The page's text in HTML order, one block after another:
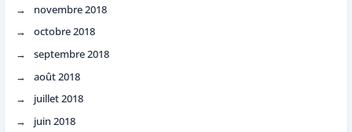
novembre 2018
octobre 2018
septembre 2018
août 2018
juillet 2018
juin 2018